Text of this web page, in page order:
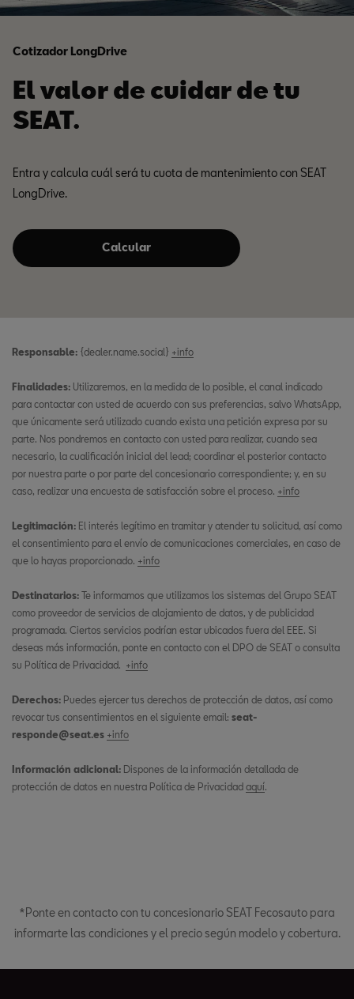
Cotizador LongDrive
El valor de cuidar de tu
SEAT.
Entra y calcula cuál será tu cuota de mantenimiento con SEAT
LongDrive.
Calcular
Responsable: {dealer.name.social} +info
Finalidades: Utilizaremos, en la medida de lo posible, el canal indicado
para contactar con usted de acuerdo con sus preferencias, salvo WhatsApp,
que únicamente será utilizado cuando exista una petición expresa por su
parte. Nos pondremos en contacto con usted para realizar, cuando sea
necesario, la cualificación inicial del lead; coordinar el posterior contacto
por nuestra parte o por parte del concesionario correspondiente; y, en su
caso, realizar una encuesta de satisfacción sobre el proceso. +info
Legitimación: El interés legítimo en tramitar y atender tu solicitud, así como
el consentimiento para el envío de comunicaciones comerciales, en caso de
que lo hayas proporcionado. +info
Destinatarios: Te informamos que utilizamos los sistemas del Grupo SEAT
como proveedor de servicios de alojamiento de datos, y de publicidad
programada. Ciertos servicios podrían estar ubicados fuera del EEE. Si
deseas más información, ponte en contacto con el DPO de SEAT o consulta
su Política de Privacidad. +info
Derechos: Puedes ejercer tus derechos de protección de datos, así como
revocar tus consentimientos en el siguiente email: seat-
responde@seat.es +info
Información adicional: Dispones de la información detallada de
protección de datos en nuestra Política de Privacidad aquí
*Ponte en contacto con tu concesionario SEAT Fecosauto para
informarte las condiciones y el precio según modelo y cobertura.